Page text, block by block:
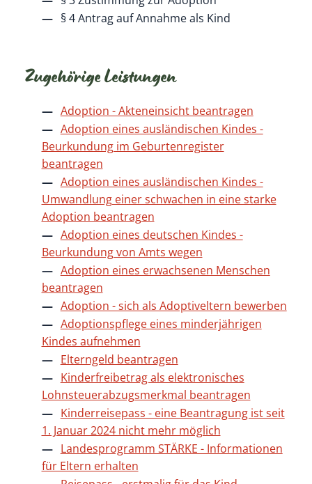
§ 4Antrag auf Annahme als Kind
Zugehörige Leistungen
Adoption - Akteneinsicht beantragen
Adoption eines ausländischen Kindes -
Beurkundung im Geburtenregister
beantragen
Adoption eines ausländischen Kindes -
Umwandlung einer schwachen in eine starke
Adoption beantragen
Adoption eines deutschen Kindes -
Beurkundung von Amts wegen
Adoption eines erwachsenen Menschen
beantragen
Adoption - sich als Adoptiveltern bewerben
Adoptionspflege eines minderjährigen
Kindes aufnehmen
Elterngeld beantragen
Kinderfreibetrag als elektronisches
Lohnsteuerabzugsmerkmal beantragen
Kinderreisepass - eine Beantragung ist seit
1. Januar 2024 nicht mehr möglich
Landesprogramm STÄRKE - Informationen
für Eltern erhalten